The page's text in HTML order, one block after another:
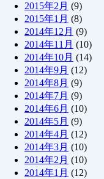
2015年2月 (9)
2015年1月 (8)
2014年12月 (9)
2014年11月 (10)
2014年10月 (14)
2014年9月 (12)
2014年8月 (9)
2014年7月 (9)
2014年6月 (10)
2014年5月 (9)
2014年4月 (12)
2014年3月 (10)
2014年2月 (10)
2014年1月 (12)